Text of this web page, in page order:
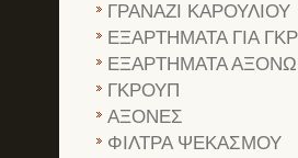
ΓΡΑΝΑΖΙ ΚΑΡΟΥΛΙΟΥ
ΕΞΑΡΤΗΜΑΤΑ ΓΙΑ
ΕΞΑΡΤΗΜΑΤΑ
ΓΚΡΟΥΠ
ΑΞΟΝΕΣ
ΦΙΛΤΡΑ ΨΕΚΑΣΜΟΥ